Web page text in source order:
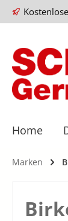
Home
Marken